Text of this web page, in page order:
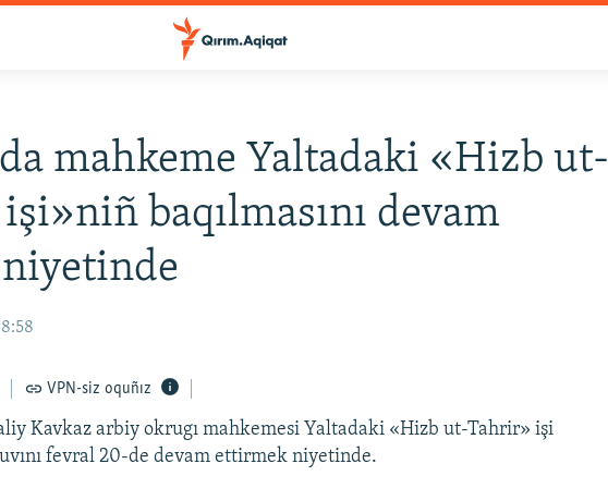
mahkeme Yaltadaki «Hizb ut-
baqılmasını devam
VPN-siz oquñız
Kavkaz arbiy okrugı mahkemesi Yaltadaki «Hizb ut-Tahrir» işi
fevral 20-de devam ettirmek niyetinde.